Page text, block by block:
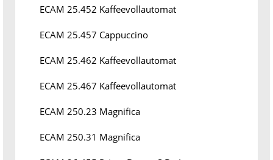
ECAM 25.452 Kaffeevollautomat
ECAM 25.457 Cappuccino
ECAM 25.462 Kaffeevollautomat
ECAM 25.467 Kaffeevollautomat
ECAM 250.23 Magnifica
ECAM 250.31 Magnifica